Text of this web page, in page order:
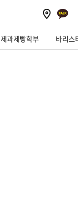
제과제빵학부 바리스